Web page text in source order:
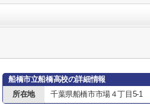
船橋市立船橋高校の詳細情報
所在地
千葉県船橋市市場４丁目5-1